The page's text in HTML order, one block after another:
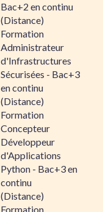
Bac+2 en continu
(Distance)
Formation
Administrateur
d'Infrastructures
Sécurisées - Bac+3
en continu
(Distance)
Formation
Concepteur
Développeur
d'Applications
Python - Bac+3 en
continu
(Distance)
Formation